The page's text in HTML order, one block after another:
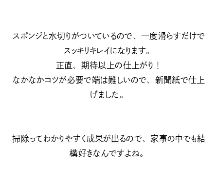
スポンジと水切りがついているので、一度滑らすだけで
スッキリキレイになります。
正直、期待以上の仕上がり！
なかなかコツが必要で端は難しいので、新聞紙で仕上
げました。
掃除ってわかりやすく成果が出るので、家事の中でも結
構好きなんですよね。